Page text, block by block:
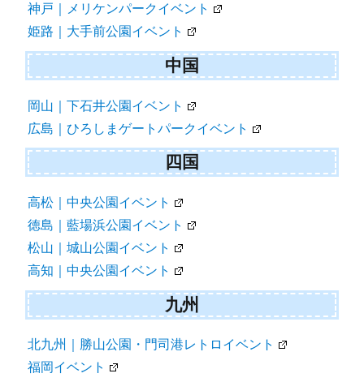
神戸｜メリケンパークイベント
姫路｜大手前公園イベント
中国
岡山｜下石井公園イベント
広島｜ひろしまゲートパークイベント
四国
高松｜中央公園イベント
徳島｜藍場浜公園イベント
松山｜城山公園イベント
高知｜中央公園イベント
九州
北九州｜勝山公園・門司港レトロイベント
福岡イベント